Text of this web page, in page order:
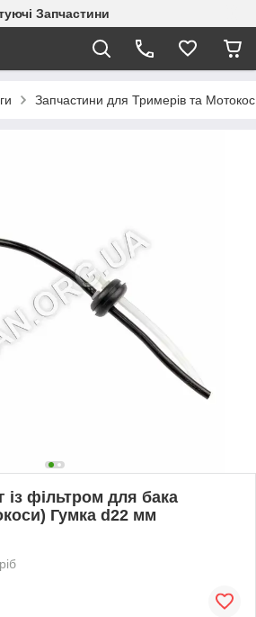
Запчастини
Запчастини для Тримерів та Мотокос
фільтром для бака
Гумка d22 мм